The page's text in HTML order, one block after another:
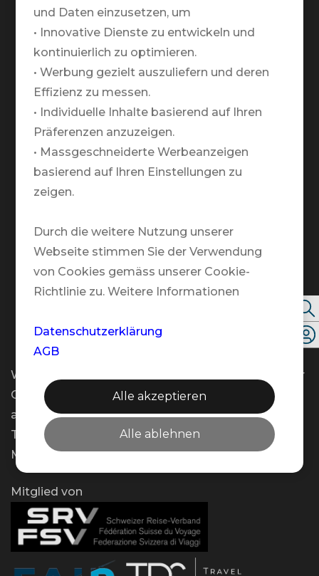
Warum TRAVELZONE?
Team
Markenbotschafter
Medien
Rund um Deine Reise
Nachhaltigkeit
Kontakt
Folgen Sie uns
Wir bieten Ihnen flexible Beratungstermine an – vor
Ort, telefonisch oder per Video – und das gerne
auch ausserhalb unserer regulären Öffnungszeiten.
Teilen Sie uns Ihren Wunschtermin einfach per E-
Mail mit!
Mitglied von
und Daten einzusetzen, um
• Innovative Dienste zu entwickeln und
kontinuierlich zu optimieren.
• Werbung gezielt auszuliefern und deren
Effizienz zu messen.
• Individuelle Inhalte basierend auf Ihren
Präferenzen anzuzeigen.
• Massgeschneiderte Werbeanzeigen
basierend auf Ihren Einstellungen zu
zeigen.
Durch die weitere Nutzung unserer
Webseite stimmen Sie der Verwendung
von Cookies gemäss unserer Cookie-
Richtlinie zu. Weitere Informationen
Datenschutzerklärung
AGB
Alle akzeptieren
Alle ablehnen